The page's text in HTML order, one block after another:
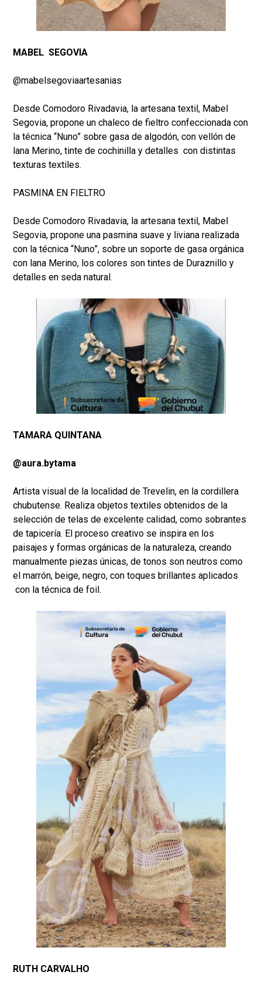
MABEL SEGOVIA
@mabelsegoviaartesanias
Desde Comodoro Rivadavia, la artesana textil, Mabel
Segovia, propone un chaleco de fieltro confeccionada con
la técnica “Nuno” sobre gasa de algodón, con vellón de
lana Merino, tinte de cochinilla y detalles con distintas
texturas textiles.
PASMINA EN FIELTRO
Desde Comodoro Rivadavia, la artesana textil, Mabel
Segovia, propone una pasmina suave y liviana realizada
con la técnica “Nuno”, sobre un soporte de gasa orgánica
con lana Merino, los colores son tintes de Duraznillo y
detalles en seda natural.
TAMARA QUINTANA
@aura.bytama
Artista visual de la localidad de Trevelin, en la cordillera
chubutense. Realiza objetos textiles obtenidos de la
selección de telas de excelente calidad, como sobrantes
de tapicería. El proceso creativo se inspira en los
paisajes y formas orgánicas de la naturaleza, creando
manualmente piezas únicas, de tonos son neutros como
el marrón, beige, negro, con toques brillantes aplicados
con la técnica de foil.
RUTH CARVALHO